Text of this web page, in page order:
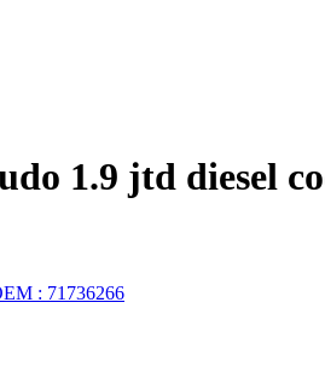
1.9 jtd diesel